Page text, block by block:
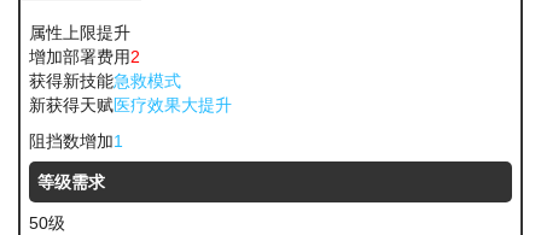
属性上限提升
增加部署费用2
获得新技能急救模式
新获得天赋医疗效果大提升
阻挡数增加1
等级需求
50级